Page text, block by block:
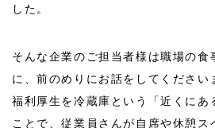
した。
そんな企業のご担当者様は職場の食
に、前のめりにお話をしてください
福利厚生を冷蔵庫という「近くにあ
ことで、従業員さんが自席や休憩ス